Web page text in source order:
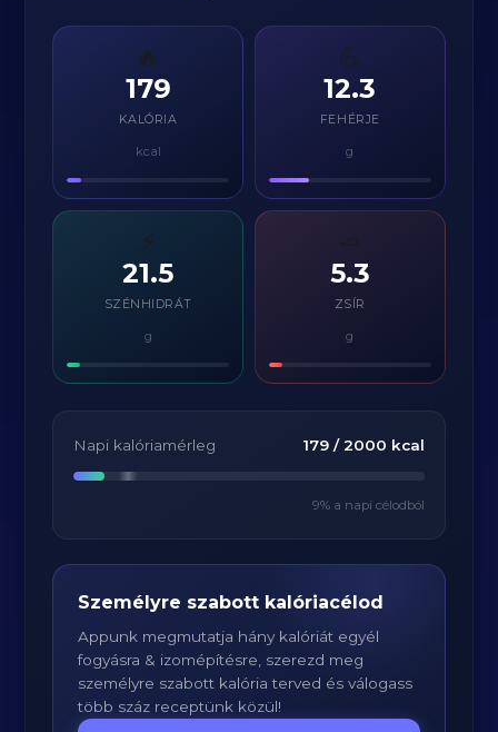
🔥
179
KALÓRIA
kcal
💪
12.3
FEHÉRJE
g
⚡
21.5
SZÉNHIDRÁT
g
5.3
ZSÍR
g
Napi kalóriamérleg 179/ 2000 kcal
9% a napi célodból
Személyre szabott kalóriacélod
Appunk megmutatja hány kalóriát egyél
fogyásra & izomépítésre, szerezd meg
személyre szabott kalória terved és válogass
több száz receptünk közül!